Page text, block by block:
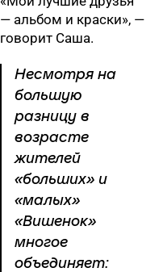
— альбом и краски», —
говорит Саша.
Несмотря на
большую
разницу в
возрасте
жителей
«больших» и
«малых»
«Вишенок»
многое
объединяет: